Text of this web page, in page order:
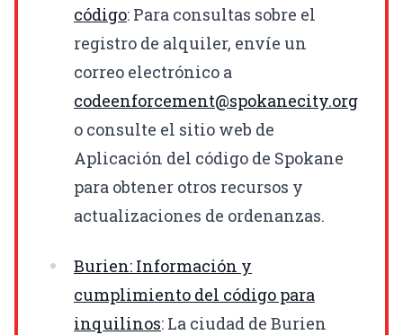
código: Para consultas sobre el
registro de alquiler, envíe un
correo electrónico a
codeenforcement@spokanecity.org
o consulte el sitio web de
Aplicación del código de Spokane
para obtener otros recursos y
actualizaciones de ordenanzas.
Burien: Información y
cumplimiento del código para
inquilinos: La ciudad de Burien